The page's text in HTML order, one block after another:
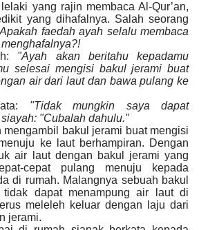
yang rajin membaca Al-Qur’an,
yang dihafalnya. Salah seorang
faedah ayah selalu membaca
"Ayah akan beritahu kepadamu
selesai mengisi bakul jerami buat
air dari laut dan bawa pulang ke
"Tidak mungkin saya dapat
"Cubalah dahulu."
mengambil bakul jerami buat mengisi
ke laut berhampiran. Dengan
air laut dengan bakul jerami yang
cepat pulang menuju kepada
di rumah. Malangnya sebuah bakul
dapat menampung air laut di
meleleh keluar dengan laju dari
jerami.